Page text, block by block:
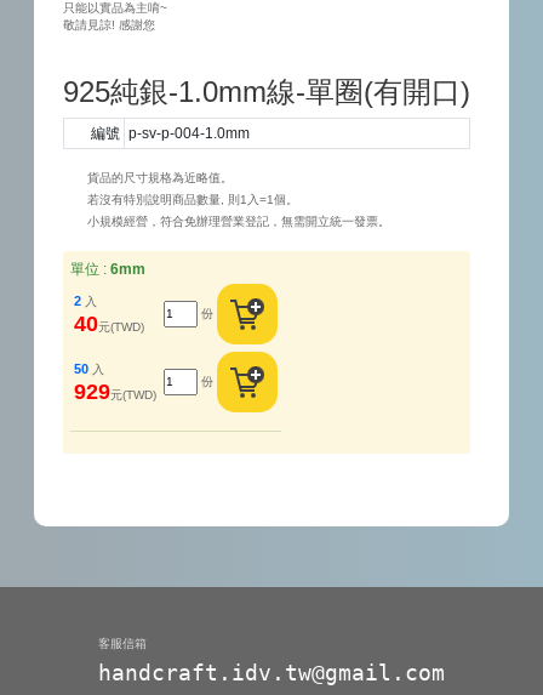
只能以實品為主唷~
敬請見諒! 感謝您
925純銀-1.0mm線-單圈(有開口)
編號 p-sv-p-004-1.0mm
貨品的尺寸規格為近略值。
若沒有特別說明商品數量, 則1入=1個。
小規模經營，符合免辦理營業登記，無需開立統一發票。
單位 : 6mm
2 入
40元(TWD)
份
50 入
929元(TWD)
份
客服信箱
handcraft.idv.tw@gmail.com